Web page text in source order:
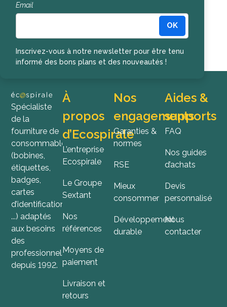
Email
OK
Inscrivez-vous à notre newsletter pour être tenu
informé des bons plans et des nouveautés !
Spécialiste
de la
fourniture de
consommables
(bobines,
étiquettes,
badges,
cartes
d’identification,
...) adaptés
aux besoins
des
professionnels
depuis 1992.
À
propos
d’Ecospirale
L’entreprise
Ecospirale
Le Groupe
Sextant
Nos
références
Moyens de
paiement
Livraison et
retours
Nos
engagements
Garanties &
normes
RSE
Mieux
consommer
Développement
durable
Aides &
supports
FAQ
Nos guides
d’achats
Devis
personnalisé
Nous
contacter